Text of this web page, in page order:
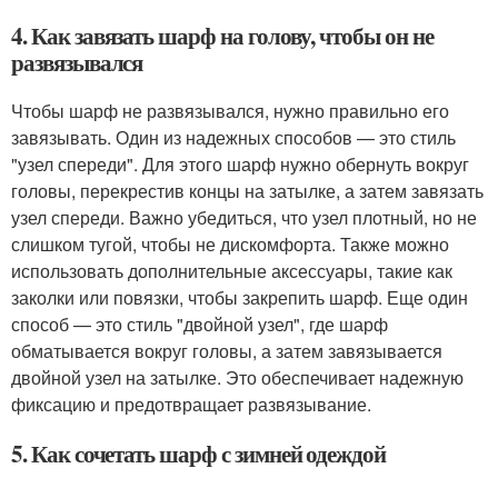
4. Как завязать шарф на голову, чтобы он не
развязывался
Чтобы шарф не развязывался, нужно правильно его
завязывать. Один из надежных способов — это стиль
"узел спереди". Для этого шарф нужно обернуть вокруг
головы, перекрестив концы на затылке, а затем завязать
узел спереди. Важно убедиться, что узел плотный, но не
слишком тугой, чтобы не дискомфорта. Также можно
использовать дополнительные аксессуары, такие как
заколки или повязки, чтобы закрепить шарф. Еще один
способ — это стиль "двойной узел", где шарф
обматывается вокруг головы, а затем завязывается
двойной узел на затылке. Это обеспечивает надежную
фиксацию и предотвращает развязывание.
5. Как сочетать шарф с зимней одеждой